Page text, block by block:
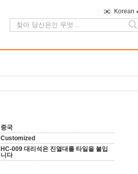
Korean
중국
Customized
HC-009 대리석은 진열대를 타일을 붙입
니다